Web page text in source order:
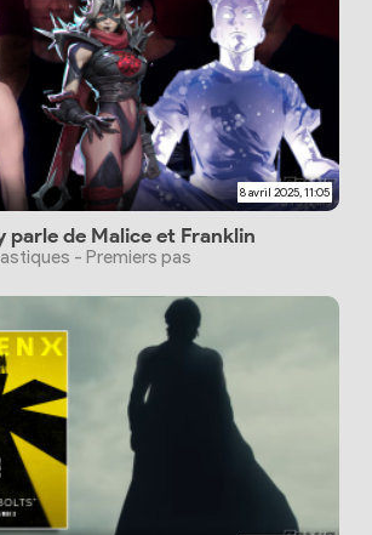
8 avril 2025, 11:05
parle de Malice et Franklin
- Premiers pas